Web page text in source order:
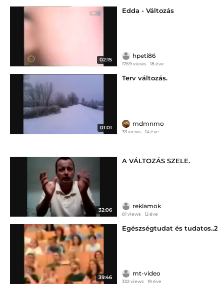
02:15
Edda - Változás
hpeti86
1769 views 18 éve
01:01
Terv változás.
mdmnmo
33 views 14 éve
32:06
A VÁLTOZÁS SZELE.
reklamok
81 views 12 éve
39:46
Egészségtudat és tudatos..2
mt-video
332 views 19 éve